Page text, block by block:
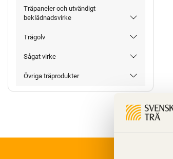
Träpaneler och utvändigt
beklädnadsvirke
Trägolv
Sågat virke
Övriga träprodukter